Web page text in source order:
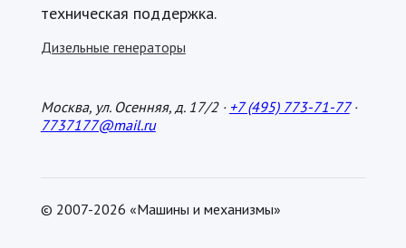
техническая поддержка.
Дизельные генераторы
Москва, ул. Осенняя, д. 17/2 · +7 (495) 773-71-77·
7737177@mail.ru
© 2007-2026 «Машины и механизмы»